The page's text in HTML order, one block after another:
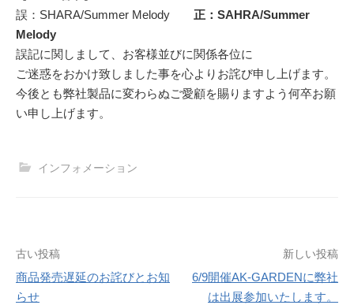
誤：SHARA/Summer Melody 正：SAHRA/Summer
Melody
誤記に関しまして、お客様並びに関係各位に
ご迷惑をおかけ致しました事を心よりお詫び申し上げます。
今後とも弊社製品に変わらぬご愛顧を賜りますよう何卒お願
い申し上げます。
インフォメーション
投
稿
古い投稿
商品発売遅延のお詫びとお知
らせ
新しい投稿
6/9開催AK-GARDENに弊社
は出展参加いたします。